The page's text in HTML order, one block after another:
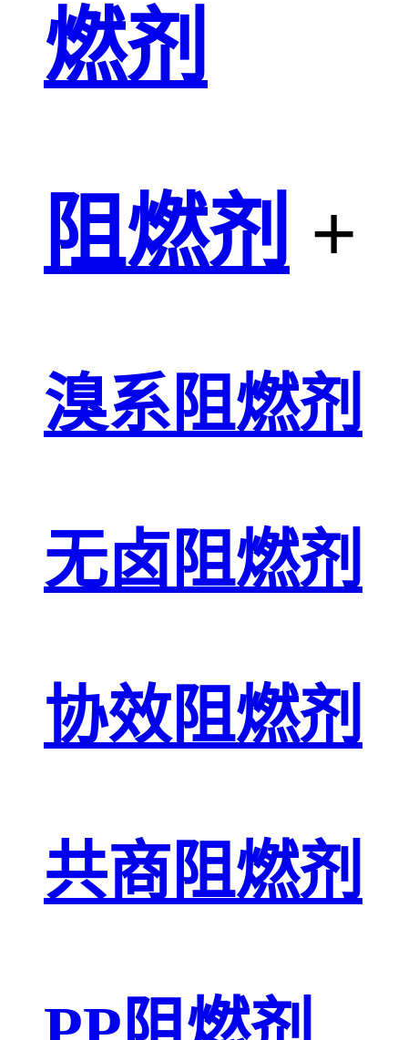
燃剂
阻燃剂 +
溴系阻燃剂
无卤阻燃剂
协效阻燃剂
共商阻燃剂